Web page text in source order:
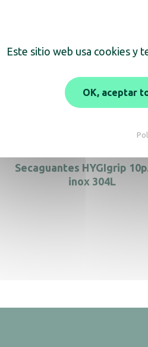
Secabotas HYGIfeet 5p.
inox 304L
Secaguantes HYGIgrip
inox 304L
Este sitio web usa cookies y
OK, aceptar